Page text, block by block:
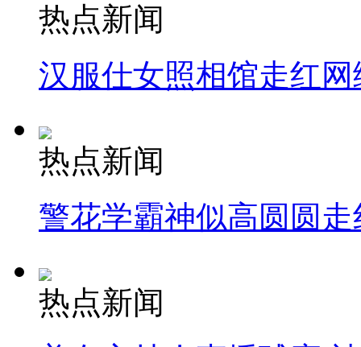
热点新闻
汉服仕女照相馆走红网
热点新闻
警花学霸神似高圆圆走
热点新闻